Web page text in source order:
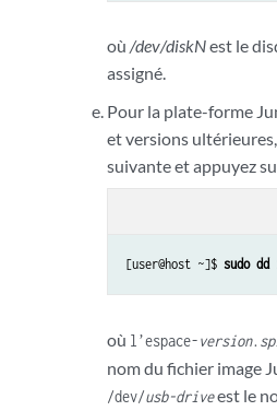
où /dev/diskNest le
assigné.
Pour la plate-forme
et versions
suivante et appuyez
[user@host ~]$ sudo
où l’espace-version.
nom du fichier image
/dev/usb-driveest le